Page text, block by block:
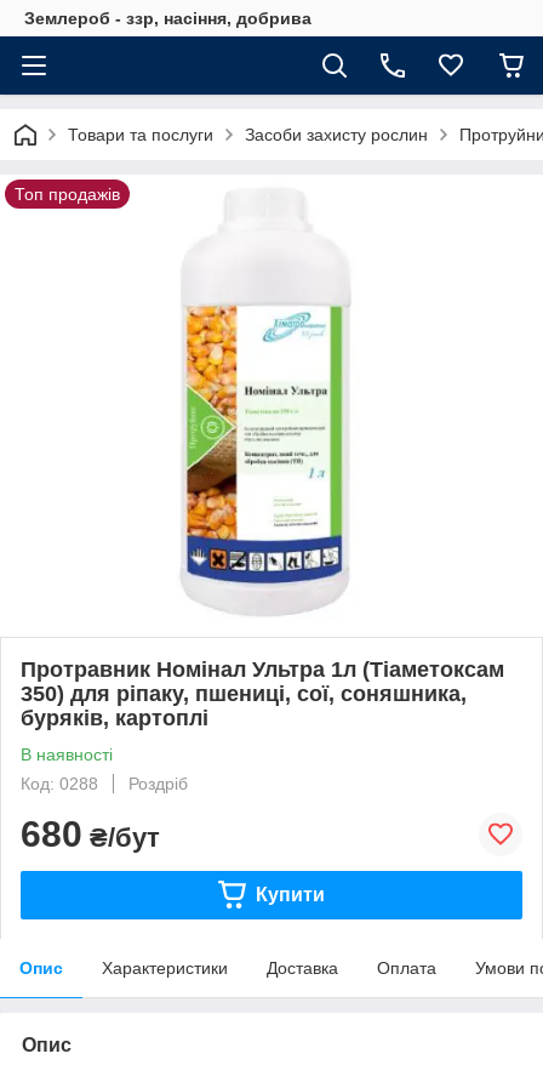
Землероб - ззр, насіння, добрива
Товари та послуги Засоби захисту рослин
Топ продажів
Протравник Номінал Ультра 1л (Тіаметоксам
350) для ріпаку, пшениці, сої, соняшника,
буряків, картоплі
В наявності
Код: 0288
Роздріб
680 ₴/бут
Купити
Опис Характеристики Доставка Оплата Умови
Опис